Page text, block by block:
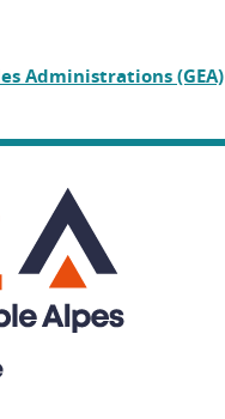
Administrations (GEA)